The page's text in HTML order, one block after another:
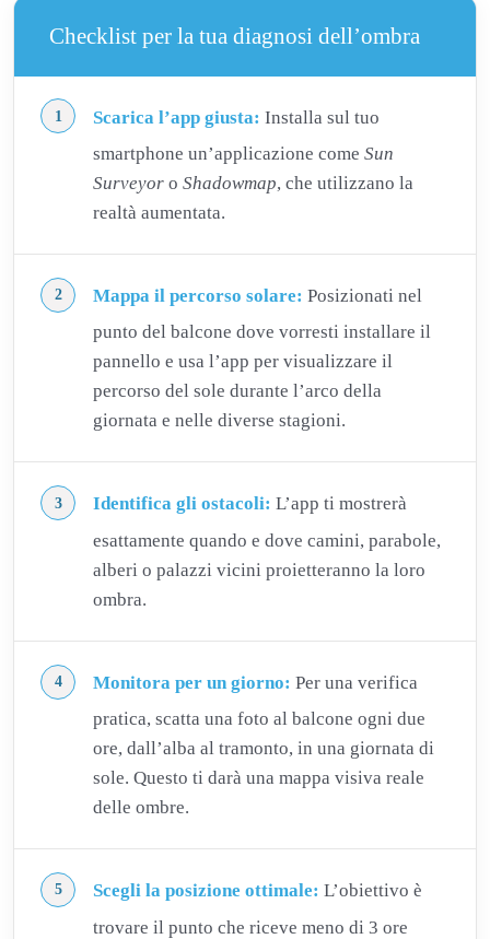
Checklist per la tua diagnosi dell’ombra
Scarica l’app giusta: Installa sul tuo
smartphone un’applicazione come Sun
Surveyor o Shadowmap, che utilizzano la
realtà aumentata.
Mappa il percorso solare: Posizionati nel
punto del balcone dove vorresti installare il
pannello e usa l’app per visualizzare il
percorso del sole durante l’arco della
giornata e nelle diverse stagioni.
Identifica gli ostacoli: L’app ti mostrerà
esattamente quando e dove camini, parabole,
alberi o palazzi vicini proietteranno la loro
ombra.
Monitora per un giorno: Per una verifica
pratica, scatta una foto al balcone ogni due
ore, dall’alba al tramonto, in una giornata di
sole. Questo ti darà una mappa visiva reale
delle ombre.
Scegli la posizione ottimale: L’obiettivo è
trovare il punto che riceve meno di 3 ore